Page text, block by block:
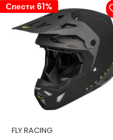
Спести 61%
FLY RACING